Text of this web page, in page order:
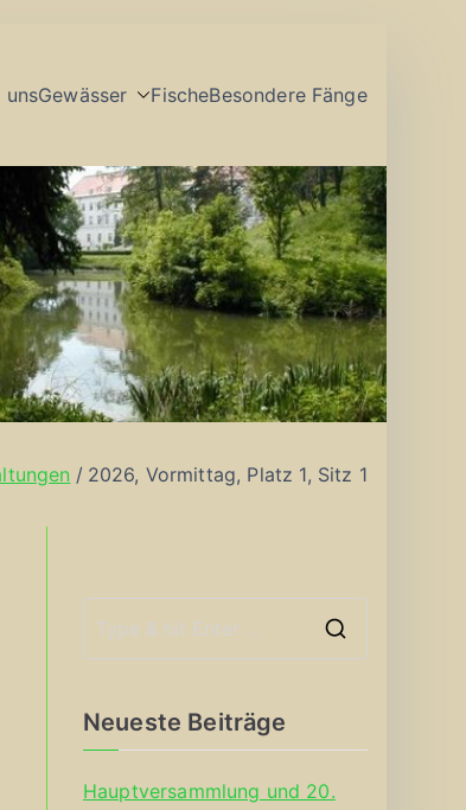
unsGewässer FischeBesondere Fänge
2026, Vormittag, Platz 1, Sitz 1
Neueste Beiträge
Hauptversammlung und 20.